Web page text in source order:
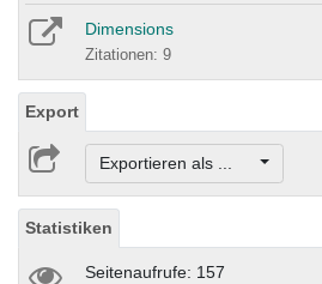
Dimensions
Zitationen: 9
Export
Exportieren als ...
Statistiken
Seitenaufrufe: 157